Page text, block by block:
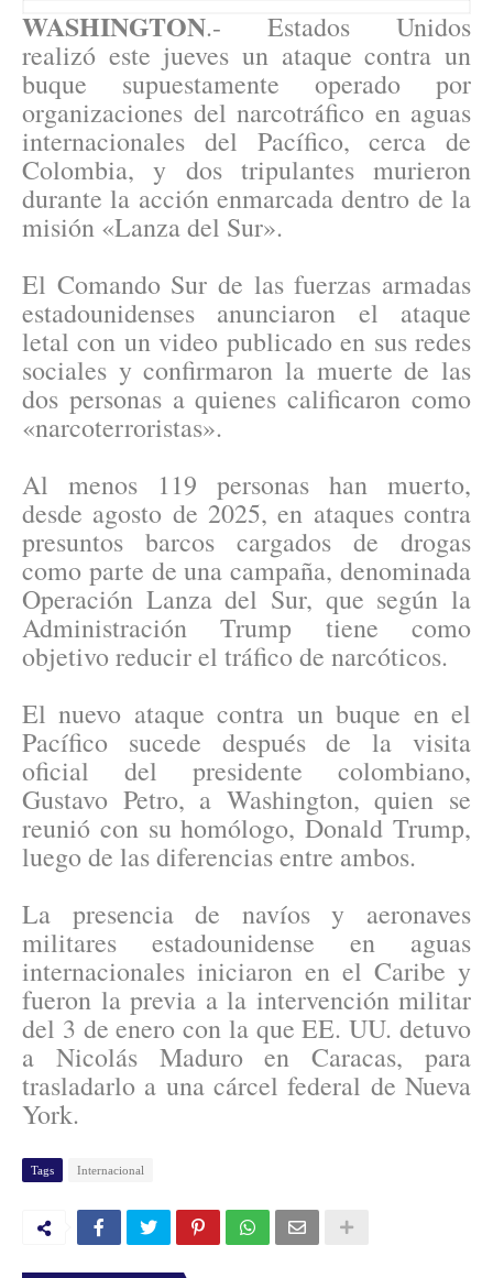
WASHINGTON.- Estados Unidos
realizó este jueves un ataque contra un
buque supuestamente operado por
organizaciones del narcotráfico en aguas
internacionales del Pacífico, cerca de
Colombia, y dos tripulantes murieron
durante la acción enmarcada dentro de la
misión «Lanza del Sur».
El Comando Sur de las fuerzas armadas
estadounidenses anunciaron el ataque
letal con un video publicado en sus redes
sociales y confirmaron la muerte de las
dos personas a quienes calificaron como
«narcoterroristas».
Al menos 119 personas han muerto,
desde agosto de 2025, en ataques contra
presuntos barcos cargados de drogas
como parte de una campaña, denominada
Operación Lanza del Sur, que según la
Administración Trump tiene como
objetivo reducir el tráfico de narcóticos.
El nuevo ataque contra un buque en el
Pacífico sucede después de la visita
oficial del presidente colombiano,
Gustavo Petro, a Washington, quien se
reunió con su homólogo, Donald Trump,
luego de las diferencias entre ambos.
La presencia de navíos y aeronaves
militares estadounidense en aguas
internacionales iniciaron en el Caribe y
fueron la previa a la intervención militar
del 3 de enero con la que EE. UU. detuvo
a Nicolás Maduro en Caracas, para
trasladarlo a una cárcel federal de Nueva
York.
Tags Internacional